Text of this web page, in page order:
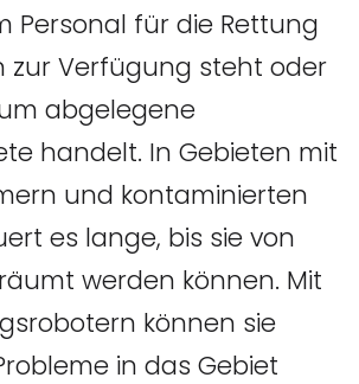
Personal für die Rettung
zur Verfügung steht oder
abgelegene
handelt. In Gebieten mit
und kontaminierten
es lange, bis sie von
werden können. Mit
können sie
in das Gebiet